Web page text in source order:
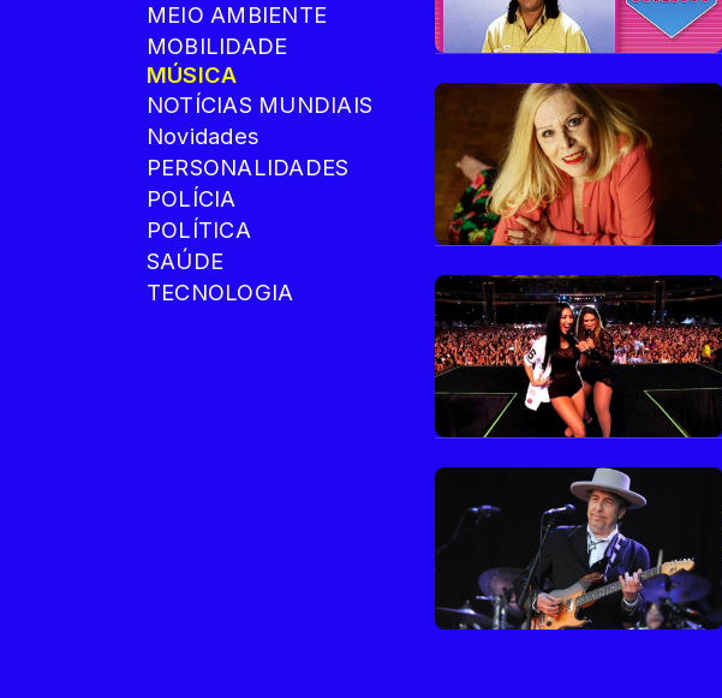
MEIO AMBIENTE
MOBILIDADE
MÚSICA
NOTÍCIAS MUNDIAIS
Novidades
PERSONALIDADES
POLÍCIA
POLÍTICA
SAÚDE
TECNOLOGIA